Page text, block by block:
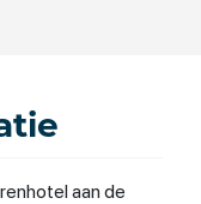
aan de